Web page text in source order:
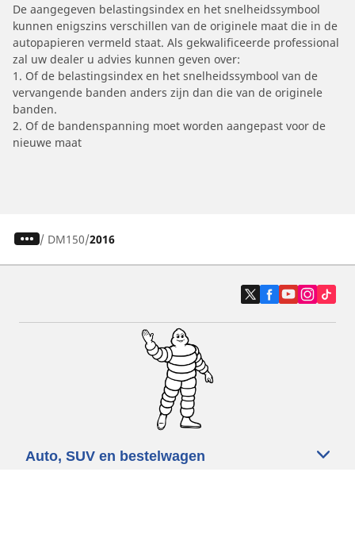
De aangegeven belastingsindex en het snelheidssymbool
kunnen enigszins verschillen van de originele maat die in de
autopapieren vermeld staat. Als gekwalificeerde professional
zal uw dealer u advies kunnen geven over:
1. Of de belastingsindex en het snelheidssymbool van de
vervangende banden anders zijn dan die van de originele
banden.
2. Of de bandenspanning moet worden aangepast voor de
nieuwe maat
/ DM150 2016
Auto, SUV en bestelwagen